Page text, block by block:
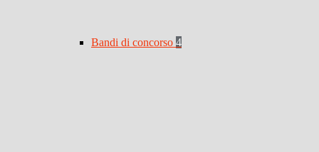
Bandi di concorso 4